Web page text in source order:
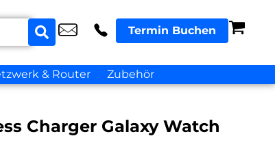
Termin Buchen
& Router Zubehör
Charger Galaxy Watch